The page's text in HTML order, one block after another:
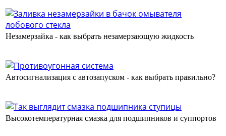
Незамерзайка - как выбрать незамерзающую жидкость
Автосигнализация с автозапуском - как выбрать правильно?
Высокотемпературная смазка для подшипников и суппортов